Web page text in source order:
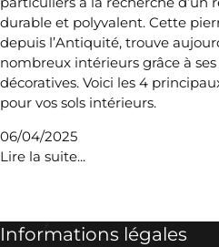
durable et polyvalent. Cette
depuis l’Antiquité, trouve
nombreux intérieurs grâce à
décoratives. Voici les 4
pour vos sols intérieurs.
06/04/2025
Lire la suite...
Informations légales